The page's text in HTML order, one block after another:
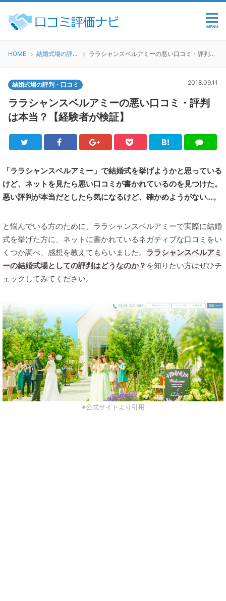
MENU
HOME 結婚式場の評判・口コミ ララシャンスベルアミーの悪い口コミ・評判は本当？【経験者が検証】
結婚式場の評判・口コミ 2018.09.11
ララシャンスベルアミーの悪い口コミ・評判
は本当？【経験者が検証】
Twitter FacebookGoogle+Pocket
B!
は
ブ
LINE
「ララシャンスベルアミー」で結婚式を挙げようかと思っている
けど、ネットを見たら悪い口コミが書かれているのを見つけた。
悪い評判が本当だとしたら気になるけど、確かめようがない…。
と悩んでいる方のために、ララシャンスベルアミーで実際に結婚
式を挙げた方に、ネットに書かれているネガティブな口コミをい
くつか調べ、感想を教えてもらいました。 ララシャンスベルアミ
ーの結婚式場としての評判はどうなのか？ を知りたい方はぜひチ
ェックしてみてください。
※公式サイトより引用